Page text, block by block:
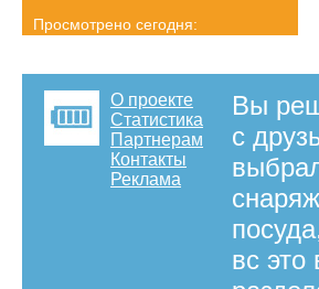
Просмотрено сегодня:
О проекте
Статистика
Партнерам
Контакты
Реклама
Вы
с
вс это